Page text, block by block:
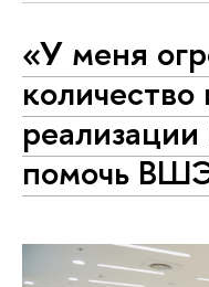
«У меня
количество
помочь